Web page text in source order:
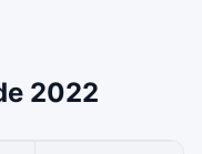
2022